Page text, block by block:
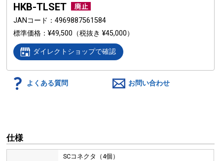
HKB-TLSET
JANコード
4969887561584
標準価格
¥49,500 （税抜き ¥45,000）
ダイレクトショップで確認
よくある質問 お問い合わせ
仕様
SCコネクタ（4個）